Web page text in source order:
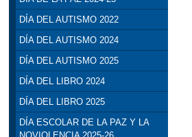
DÍA DEL AUTISMO 2022
DÍA DEL AUTISMO 2024
DÍA DEL AUTISMO 2025
DÍA DEL LIBRO 2024
DÍA DEL LIBRO 2025
DÍA ESCOLAR DE LA PAZ Y LA